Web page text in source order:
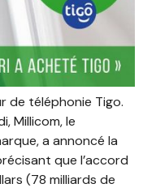
de téléphonie Tigo.
Millicom, le
a annoncé la
que l’accord
(78 milliards de